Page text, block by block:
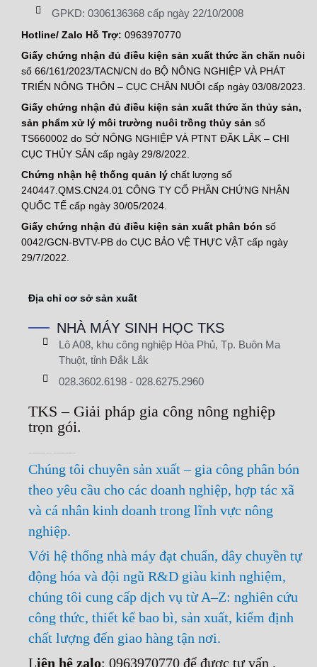
GPKD: 0306136368 cấp ngày 22/10/2008
Hotline/ Zalo Hỗ Trợ: 0963970770
Giấy chứng nhận đủ điều kiện sản xuất thức ăn chăn nuôi
số 66/161/2023/TACN/CN do BỘ NÔNG NGHIỆP VÀ PHÁT
TRIỂN NÔNG THÔN – CỤC CHĂN NUÔI cấp ngày 03/08/2023.
Giấy chứng nhận đủ điều kiện sản xuất thức ăn thủy sản,
sản phẩm xử lý môi trường nuôi trồng thủy sản số
TS660002 do SỞ NÔNG NGHIỆP VÀ PTNT ĐĂK LĂK – CHI
CỤC THỦY SẢN cấp ngày 29/8/2022.
Chứng nhận hệ thống quản lý chất lượng số
240447.QMS.CN24.01 CÔNG TY CỔ PHẦN CHỨNG NHẬN
QUỐC TẾ cấp ngày 30/05/2024.
Giấy chứng nhận đủ điều kiện sản xuất phân bón số
0042/GCN-BVTV-PB do CỤC BẢO VỆ THỰC VẬT cấp ngày
29/7/2022.
Địa chỉ cơ sở sản xuất
NHÀ MÁY SINH HỌC TKS
Lô A08, khu công nghiệp Hòa Phủ, Tp. Buôn Ma
Thuột, tỉnh Đắk Lắk
028.3602.6198- 028.6275.2960
TKS – Giải pháp gia công nông nghiệp
trọn gói.
Chúng tôi chuyên sản xuất – gia công phân bón
theo yêu cầu cho các doanh nghiệp, hợp tác xã
và cá nhân kinh doanh trong lĩnh vực nông
nghiệp.
Với hệ thống nhà máy đạt chuẩn, dây chuyền tự
động hóa và đội ngũ R&D giàu kinh nghiệm,
chúng tôi cung cấp dịch vụ từ A–Z: nghiên cứu
công thức, thiết kế bao bì, sản xuất, kiểm định
chất lượng đến giao hàng tận nơi.
Liên hệ zalo: 0963970770 để được tư vấn .